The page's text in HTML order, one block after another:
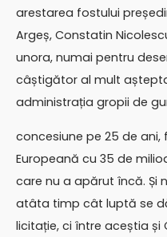
arestarea fostului
Argeș, Constatin
unora, numai pentru
câștigător al mult
administrația gropii de
concesiune pe 25 de ani,
Europeană cu 35 de
care nu a apărut încă. Și
atâta timp cât luptă se
licitație, ci între aceștia și